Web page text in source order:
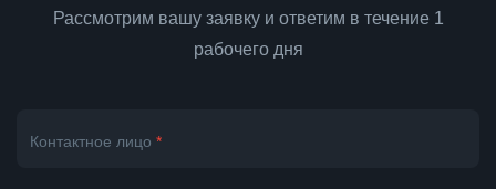
Рассмотрим вашу заявку и ответим в течение 1
рабочего дня
Контактное лицо *